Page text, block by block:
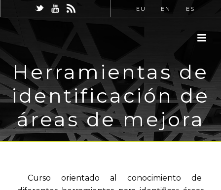
EU EN ES
Herramientas de
identificación de
áreas de mejora
Curso orientado al conocimiento de